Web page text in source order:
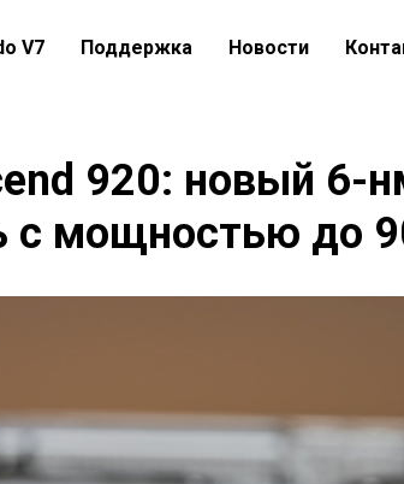
V7 Поддержка Новости
920: новый 6-
с мощностью до